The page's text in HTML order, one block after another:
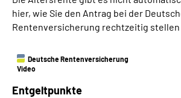
hier, wie Sie den Antrag bei der
Rentenversicherung rechtzeitig stellen
Deutsche Rentenversicherung
Video
Entgeltpunkte